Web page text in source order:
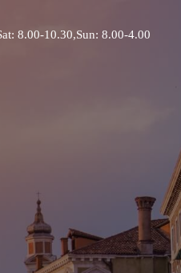
8.00-10.30,Sun: 8.00-4.00